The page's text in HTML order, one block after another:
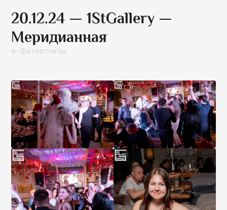
20.12.24 — 1StGallery —
Меридианная
← Фотоотчеты